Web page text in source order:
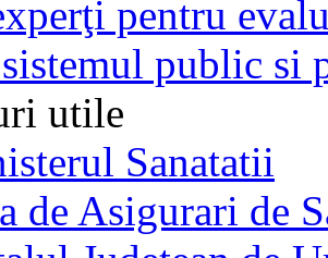
pentru
public si
utile
Sanatatii
de Asigurari de